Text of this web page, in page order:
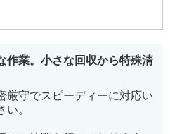
作業。小さな回収から特殊清
厳守でスピーディーに対応い
。